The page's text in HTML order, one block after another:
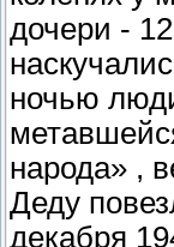
дочери -
ночью
народа» ,
Деду
декабря